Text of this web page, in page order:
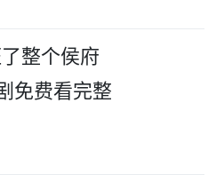
整个侯府
免费看完整